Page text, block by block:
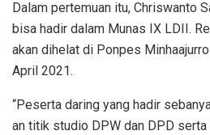
Dalam pertemuan itu, Chriswanto
bisa hadir dalam Munas IX LDII.
akan dihelat di Ponpes
April 2021.
“Peserta daring yang hadir
an titik studio DPW dan DPD